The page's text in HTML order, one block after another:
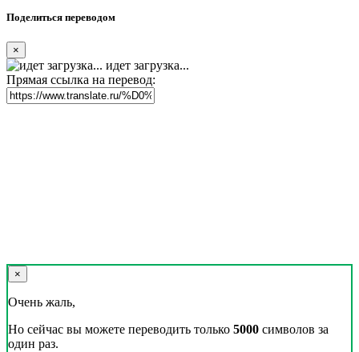
Поделиться переводом
×
идет загрузка...
Прямая ссылка на перевод:
×
Очень жаль,
Но сейчас вы можете переводить только 5000 символов за
один раз.